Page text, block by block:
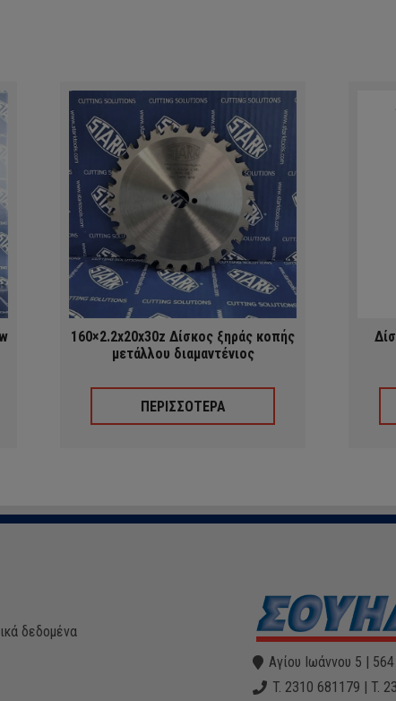
160×2.2x20x30z Δίσκος ξηράς κοπής
μετάλλου διαμαντένιος
ΠΕΡΙΣΣΟΤΕΡΑ
δεδομένα
Αγίου Ιωάννου 5 |
T. 2310 681179 | T.